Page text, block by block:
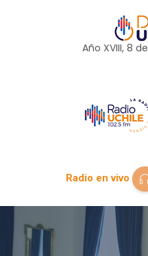
Año XVIII, 8 de
Radio en vivo